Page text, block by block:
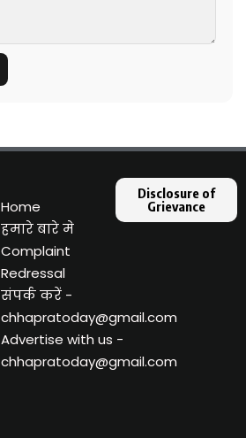
Home
हमारे बारे मे
Complaint
Redressal
संपर्क करें -
chhapratoday@gmail.com
Advertise with us -
chhapratoday@gmail.com
Disclosure of
Grievance